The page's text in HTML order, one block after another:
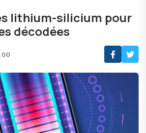
lithium-silicium pour
décodées